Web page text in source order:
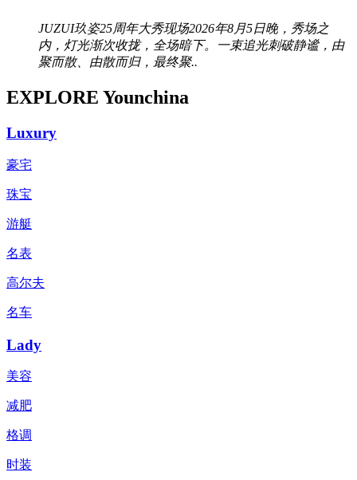
JUZUI玖姿25周年大秀现场2026年8月5日晚，秀场之
内，灯光渐次收拢，全场暗下。一束追光刺破静谧，由
聚而散、由散而归，最终聚..
EXPLORE Younchina
Luxury
豪宅
珠宝
游艇
名表
高尔夫
名车
Lady
美容
减肥
格调
时装